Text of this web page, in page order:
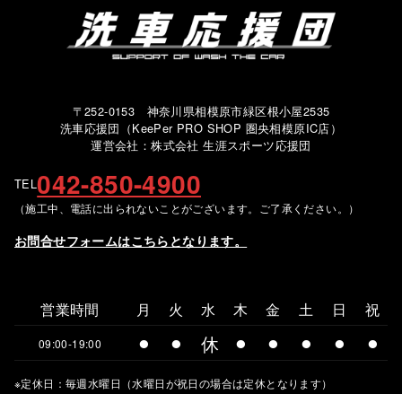
〒252-0153 神奈川県相模原市緑区根小屋2535
洗車応援団（KeePer PRO SHOP 圏央相模原IC店）
運営会社：株式会社 生涯スポーツ応援団
TEL042-850-4900
（施工中、電話に出られないことがございます。ご了承ください。）
お問合せフォームはこちらとなります。
営業時間 月 火 水 木 金 土 日 祝
09:00-19:00 ⚫︎ ⚫︎ 休 ⚫︎ ⚫︎ ⚫︎ ⚫︎ ⚫︎
※定休日：毎週水曜日（水曜日が祝日の場合は定休となります）